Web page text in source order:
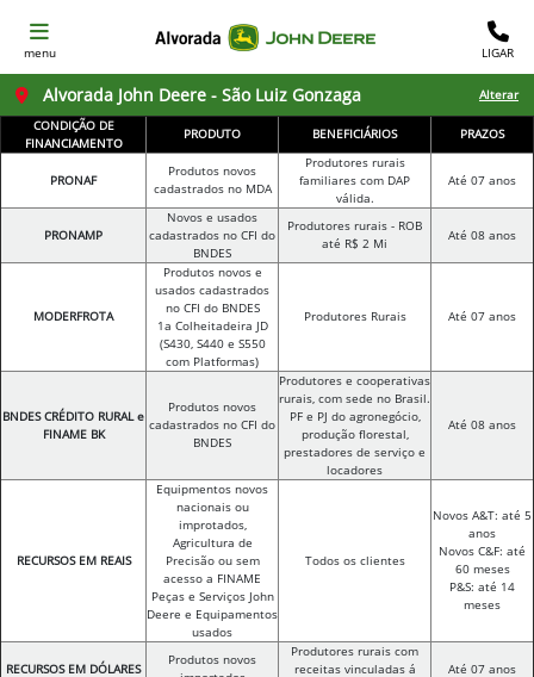
menu LIGAR
Alvorada John Deere - São Luiz Gonzaga
Alterar
CONDIÇÃO DE
FINANCIAMENTO
PRODUTO BENEFICIÁRIOS PRAZOS
PRONAF
Produtos novos
cadastrados no MDA
Produtores rurais
familiares com DAP
válida.
Até 07 anos
PRONAMP
Novos e usados
cadastrados no CFI do
BNDES
Produtores rurais - ROB
até R$ 2 Mi
Até 08 anos
MODERFROTA
Produtos novos e
usados cadastrados
no CFI do BNDES
1a Colheitadeira JD
(S430, S440 e S550
com Platformas)
Produtores Rurais Até 07 anos
BNDES CRÉDITO RURAL e
FINAME BK
Produtos novos
cadastrados no CFI do
BNDES
Produtores e cooperativas
rurais, com sede no Brasil.
PF e PJ do agronegócio,
produção florestal,
prestadores de serviço e
locadores
Até 08 anos
RECURSOS EM REAIS
Equipmentos novos
nacionais ou
improtados,
Agricultura de
Precisão ou sem
acesso a FINAME
Peças e Serviços John
Deere e Equipamentos
usados
Todos os clientes
Novos A&T: até 5
anos
Novos C&F: até
60 meses
P&S: até 14
meses
RECURSOS EM DÓLARES
Produtos novos
Produtores rurais com
receitas vinculadas á
Até 07 anos